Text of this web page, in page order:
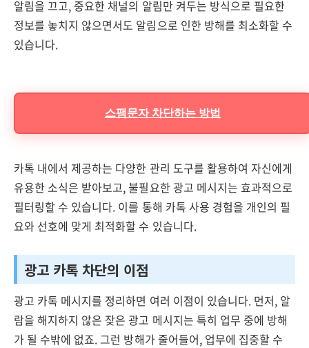
알림을 끄고, 중요한 채널의 알림만 켜두는 방식으로 필요한
정보를 놓치지 않으면서도 알림으로 인한 방해를 최소화할 수
있습니다.
스팸문자 차단하는 방법
카톡 내에서 제공하는 다양한 관리 도구를 활용하여 자신에게
유용한 소식은 받아보고, 불필요한 광고 메시지는 효과적으로
필터링할 수 있습니다. 이를 통해 카톡 사용 경험을 개인의 필
요와 선호에 맞게 최적화할 수 있습니다.
광고 카톡 차단의 이점
광고 카톡 메시지를 정리하면 여러 이점이 있습니다. 먼저, 알
람을 해지하지 않은 잦은 광고 메시지는 특히 업무 중에 방해
가 될 수밖에 없죠. 그런 방해가 줄어들어, 업무에 집중할 수